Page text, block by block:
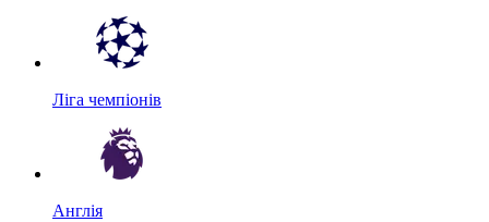
Ліга чемпіонів
Англія